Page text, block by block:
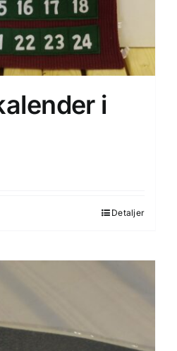
i
Detaljer